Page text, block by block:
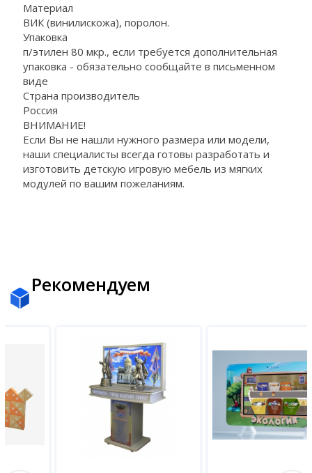
Материал
ВИК (винилискожа), поролон.
Упаковка
п/этилен 80 мкр., если требуется дополнительная
упаковка - обязательно сообщайте в письменном
виде
Страна производитель
Россия
ВНИМАНИЕ!
Если Вы не нашли нужного размера или модели,
наши специалисты всегда готовы разработать и
изготовить детскую игровую мебель из мягких
модулей по вашим пожеланиям.
Рекомендуем